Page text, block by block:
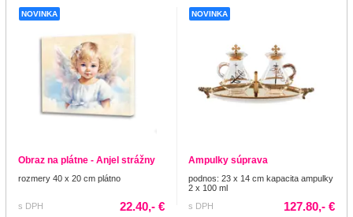
NOVINKA
Obraz na plátne - Anjel strážny
rozmery 40 x 20 cm plátno
s DPH 22.40,- €
NOVINKA
Ampulky súprava
podnos: 23 x 14 cm kapacita ampulky
2 x 100 ml
s DPH
127.80,- €